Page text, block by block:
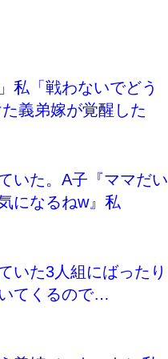
私「戦わないでどう
義弟嫁が覚醒した
いた。A子『ママだい
になるねw』私
いた3人組にばったり
てくるので…